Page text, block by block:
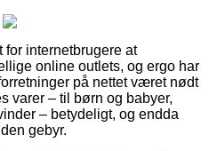
for internetbrugere at
online outlets, og ergo har
på nettet været nødt
varer – til børn og babyer,
– betydeligt, og endda
gebyr.